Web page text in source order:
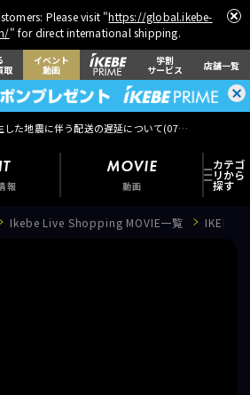
Please visit "https://global.ikebe-
" for direct international shipping.
取
イベント
動画
学割
サービス 店舗一覧
した地震に伴う配送の遅延について(07月29日
報
MOVIE
動画
Ikebe Live Shopping MOVIE一覧 IKEBE